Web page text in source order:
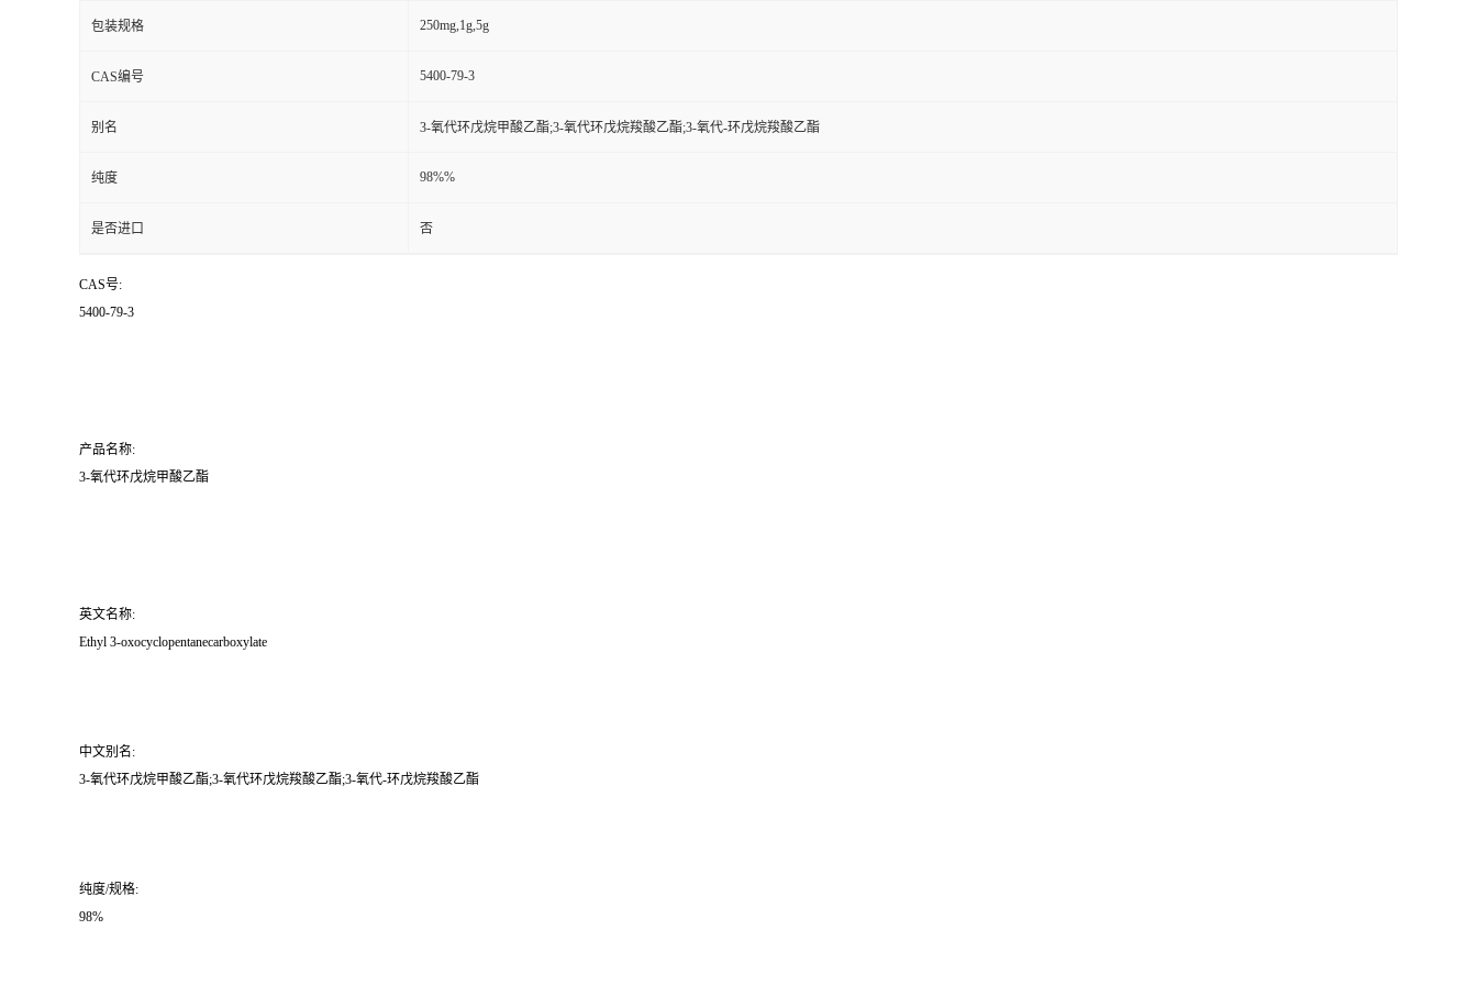
包装规格 250mg,1g,5g
CAS编号 5400-79-3
别名 3-氧代环戊烷甲酸乙酯;3-氧代环戊烷羧酸乙酯;3-氧代-环戊烷羧酸乙酯
纯度 98%%
是否进口 否
CAS号:
5400-79-3
产品名称:
3-氧代环戊烷甲酸乙酯
英文名称:
Ethyl 3-oxocyclopentanecarboxylate
中文别名:
3-氧代环戊烷甲酸乙酯;3-氧代环戊烷羧酸乙酯;3-氧代-环戊烷羧酸乙酯
纯度/规格:
98%